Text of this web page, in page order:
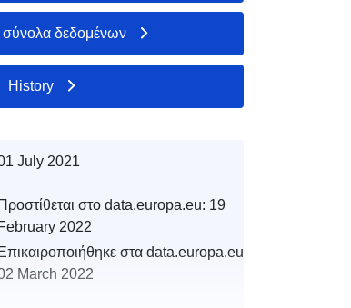
σύνολα δεδομένων
History
July 2021
Προστίθεται στο data.europa.eu: 19
February 2022
Επικαιροποιήθηκε στα data.europa.eu:
March 2022